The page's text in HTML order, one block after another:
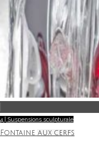
4 | Suspensions sculpturale
Fontaine aux cerfs